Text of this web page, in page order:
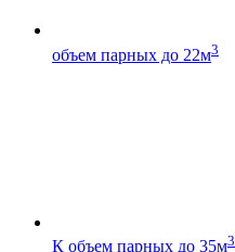
объем парных до 22м3
К объем парных до 35м3